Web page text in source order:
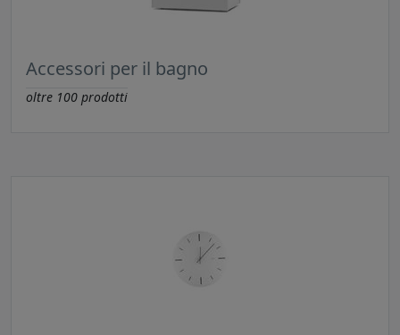
Accessori per il bagno
oltre 100 prodotti